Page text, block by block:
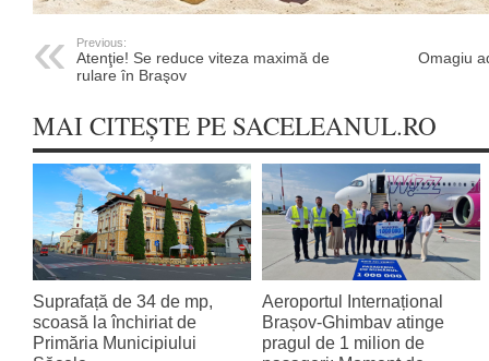
Previous:
Atenţie! Se reduce viteza maximă de
rulare în Braşov
Omagiu
MAI CITEȘTE PE SACELEANUL.RO
Suprafață de 34 de mp,
scoasă la închiriat de
Primăria Municipiului
Aeroportul Internațional
Brașov‑Ghimbav atinge
pragul de 1 milion de